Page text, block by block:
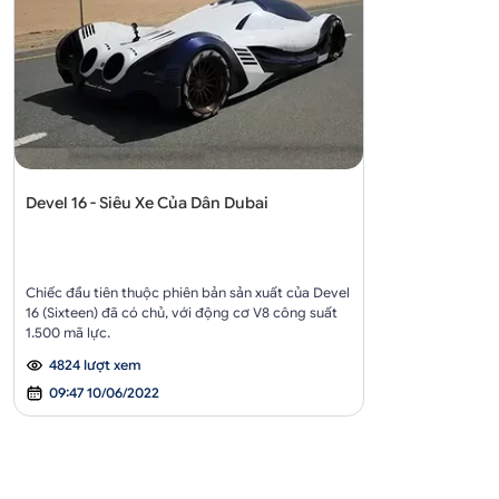
Devel 16 - Siêu Xe Của Dân Dubai
Chiếc đầu tiên thuộc phiên bản sản xuất của Devel
16 (Sixteen) đã có chủ, với động cơ V8 công suất
1.500 mã lực.
4824 lượt xem
09:47 10/06/2022